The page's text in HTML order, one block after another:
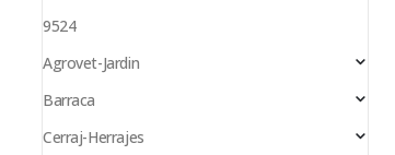
9524
Agrovet-Jardin
Barraca
Cerraj-Herrajes